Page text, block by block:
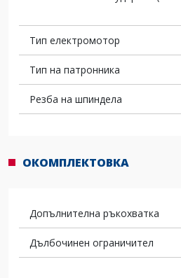
Тип електромотор
Тип на патронника
Резба на шпиндела
ОКОМПЛЕКТОВКА
Допълнителна ръкохватка
Дълбочинен ограничител